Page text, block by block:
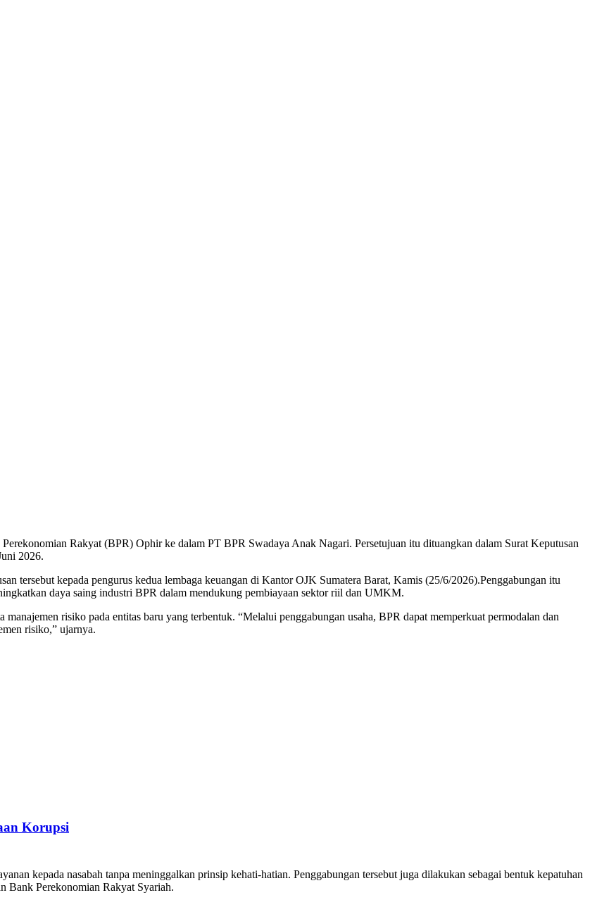
Rakyat (BPR) Ophir ke dalam PT BPR Swadaya Anak Nagari. Persetujuan itu dituangkan dalam Surat Keputusan
2026.
tersebut kepada pengurus kedua lembaga keuangan di Kantor OJK Sumatera Barat, Kamis (25/6/2026).Penggabungan itu
daya saing industri BPR dalam mendukung pembiayaan sektor riil dan UMKM.
risiko pada entitas baru yang terbentuk. “Melalui penggabungan usaha, BPR dapat memperkuat permodalan dan
risiko,” ujarnya.
Korupsi
kepada nasabah tanpa meninggalkan prinsip kehati-hatian. Penggabungan tersebut juga dilakukan sebagai bentuk kepatuhan
Bank Perekonomian Rakyat Syariah.